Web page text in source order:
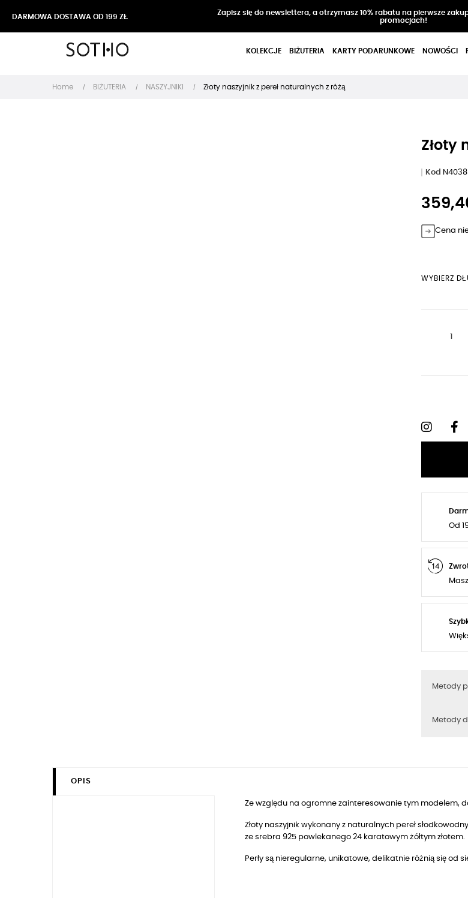
DARMOWA DOSTAWA OD 199 ZŁ
Zapisz się do newslettera, a otrzymasz 10% rabatu na pierwsze
promocjach!
KOLEKCJE BIŻUTERIA KARTY PODARUNKOWE NOWOŚCI
Home BIŻUTERIA NASZYJNIKI Złoty naszyjnik z pereł naturalnych z różą
Złoty
Kod N4038
Cena
WYBIERZ
Od
Metody
Metody
OPIS
Ze względu na ogromne zainteresowanie tym modelem,
Złoty naszyjnik wykonany z naturalnych pereł
ze srebra 925 powlekanego 24 karatowym żółtym złotem.
Perły są nieregularne, unikatowe, delikatnie różnią się od